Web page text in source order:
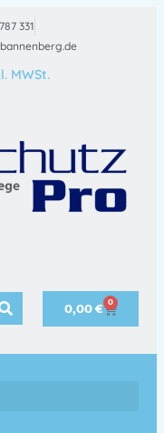
331
MWSt.
0,00€ 0